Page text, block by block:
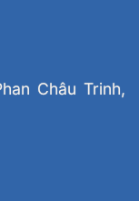
Châu Trinh,